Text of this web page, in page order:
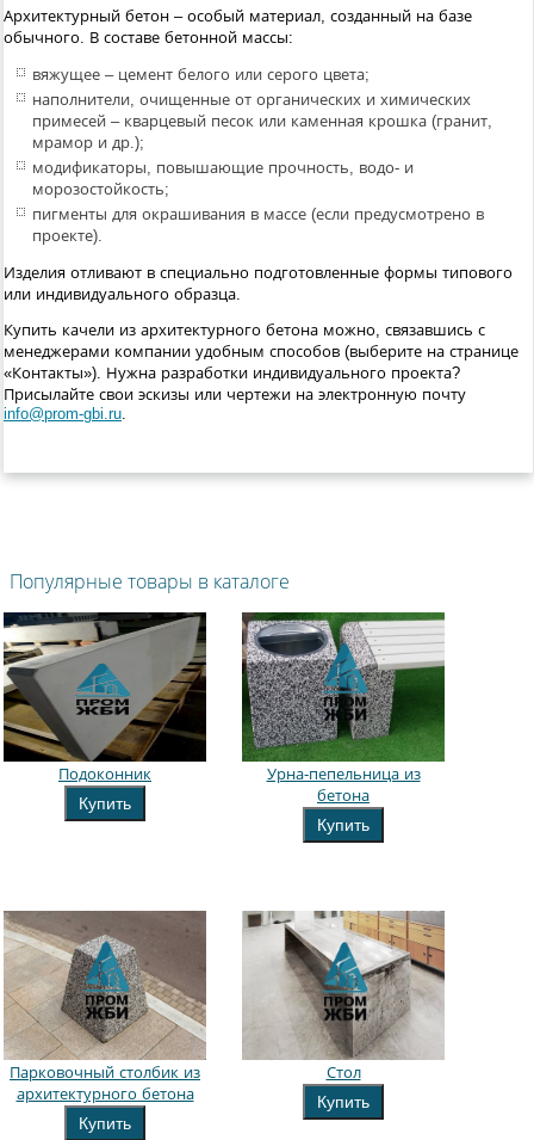
Архитектурный бетон – особый материал, созданный на базе
обычного. В составе бетонной массы:
вяжущее – цемент белого или серого цвета;
наполнители, очищенные от органических и химических
примесей – кварцевый песок или каменная крошка (гранит,
мрамор и др.);
модификаторы, повышающие прочность, водо- и
морозостойкость;
пигменты для окрашивания в массе (если предусмотрено в
проекте).
Изделия отливают в специально подготовленные формы типового
или индивидуального образца.
Купить качели из архитектурного бетона можно, связавшись с
менеджерами компании удобным способов (выберите на странице
«Контакты»). Нужна разработки индивидуального проекта?
Присылайте свои эскизы или чертежи на электронную почту
info@prom-gbi.ru.
Популярные товары в каталоге
Подоконник
Купить
Урна-пепельница из
бетона
Купить
Парковочный столбик из
архитектурного бетона
Купить
Стол
Купить